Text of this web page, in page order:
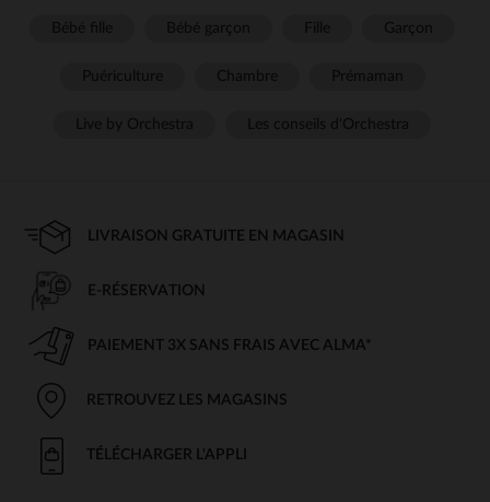
LIVRAISON GRATUITE EN MAGASIN
E-RÉSERVATION
PAIEMENT 3X SANS FRAIS AVEC ALMA*
RETROUVEZ LES MAGASINS
TÉLÉCHARGER L'APPLI